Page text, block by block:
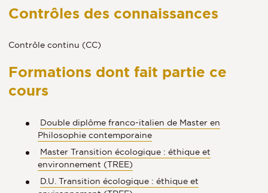
Contrôles des connaissances
Contrôle continu (CC)
Formations dont fait partie ce
cours
Double diplôme franco-italien de Master en
Philosophie contemporaine
Master Transition écologique : éthique et
environnement (TREE)
D.U. Transition écologique : éthique et